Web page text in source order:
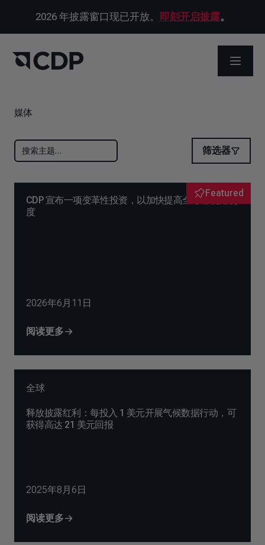
2026 年披露窗口现已开放。 即刻开启披露。
打开菜单
媒体
筛选器
Featured
CDP 宣布一项变革性投资，以加快提高全球环境透明
度
2026年6月11日
阅读更多
全球
释放披露红利：每投入 1 美元开展气候数据行动，可
获得高达 21 美元回报
2025年8月6日
阅读更多